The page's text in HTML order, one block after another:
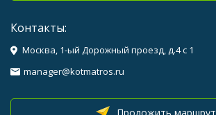
Контакты:
Москва, 1-ый Дорожный проезд, д.4 с 1
manager@kotmatros.ru